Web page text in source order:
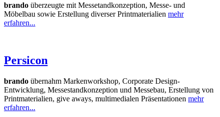
brando überzeugte mit Messetandkonzeption, Messe- und
Möbelbau sowie Erstellung diverser Printmaterialien mehr
erfahren...
Persicon
brando übernahm Markenworkshop, Corporate Design-
Entwicklung, Messestandkonzeption und Messebau, Erstellung von
Printmaterialien, give aways, multimedialen Präsentationen mehr
erfahren...